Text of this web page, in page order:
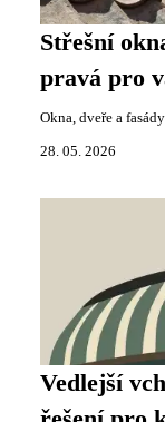
Střešní
pravá pro
Okna, dveře a fasády
28. 05. 2026
Vedlejší